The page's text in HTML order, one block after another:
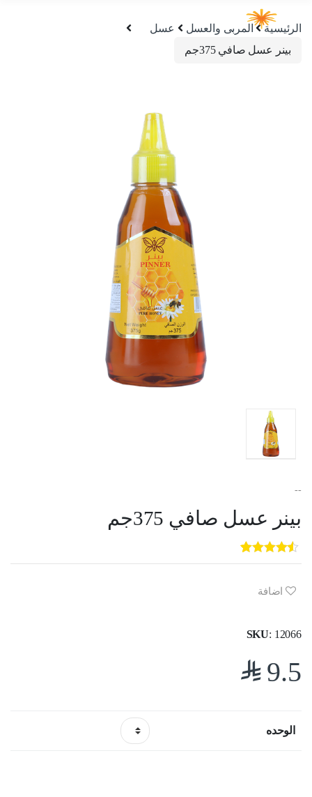
الرئيسية المربى والعسل
عسل
بينر عسل صافي 375جم
--
بينر عسل صافي 375جم
5
out of
5
3
customer
ratings
اضافة
SKU: 12066
9.5
$
الوحده